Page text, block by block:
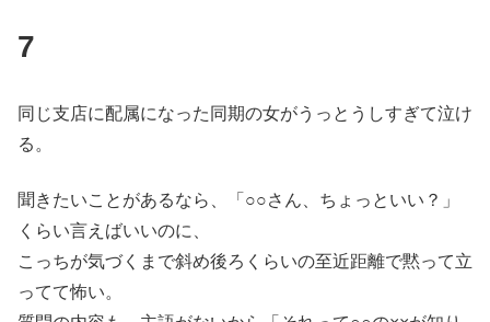
7
同じ支店に配属になった同期の女がうっとうしすぎて泣け
る。
聞きたいことがあるなら、「○○さん、ちょっといい？」
くらい言えばいいのに、
こっちが気づくまで斜め後ろくらいの至近距離で黙って立
ってて怖い。